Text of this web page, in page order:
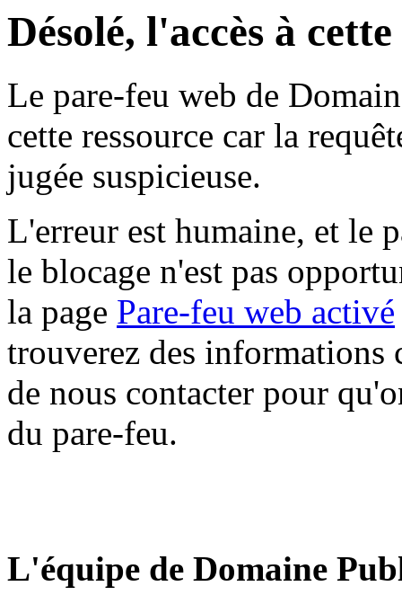
Désolé, l'accès à
Le pare-feu web de
cette ressource car la
jugée suspicieuse.
L'erreur est humaine, et le
le blocage n'est pas
la page Pare-feu web activé
trouverez des informations
de nous contacter pour
du pare-feu.
L'équipe de Domaine